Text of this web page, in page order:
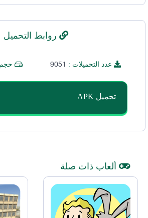
روابط التحميل
عدد التحميلات : 9051
تحميل APK
ألعاب ذات صلة